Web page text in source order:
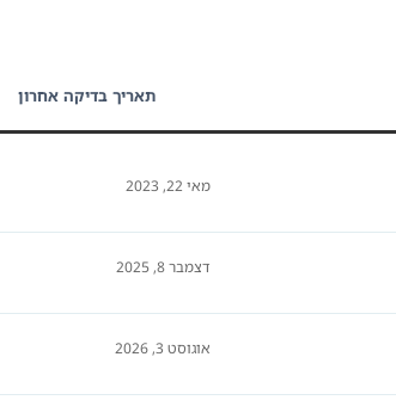
תאריך בדיקה אחרון
מאי 22, 2023
דצמבר 8, 2025
אוגוסט 3, 2026